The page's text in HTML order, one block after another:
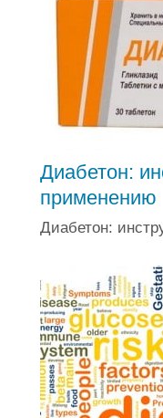
Диабетон:
применению
Диабетон: